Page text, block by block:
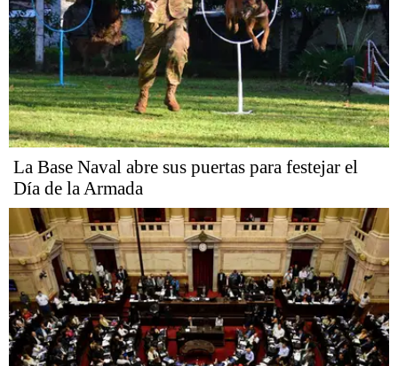
La Base Naval abre sus puertas para festejar el
Día de la Armada